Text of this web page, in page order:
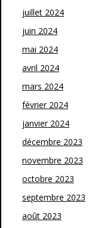
juillet 2024
juin 2024
mai 2024
avril 2024
mars 2024
février 2024
janvier 2024
décembre 2023
novembre 2023
octobre 2023
septembre 2023
août 2023